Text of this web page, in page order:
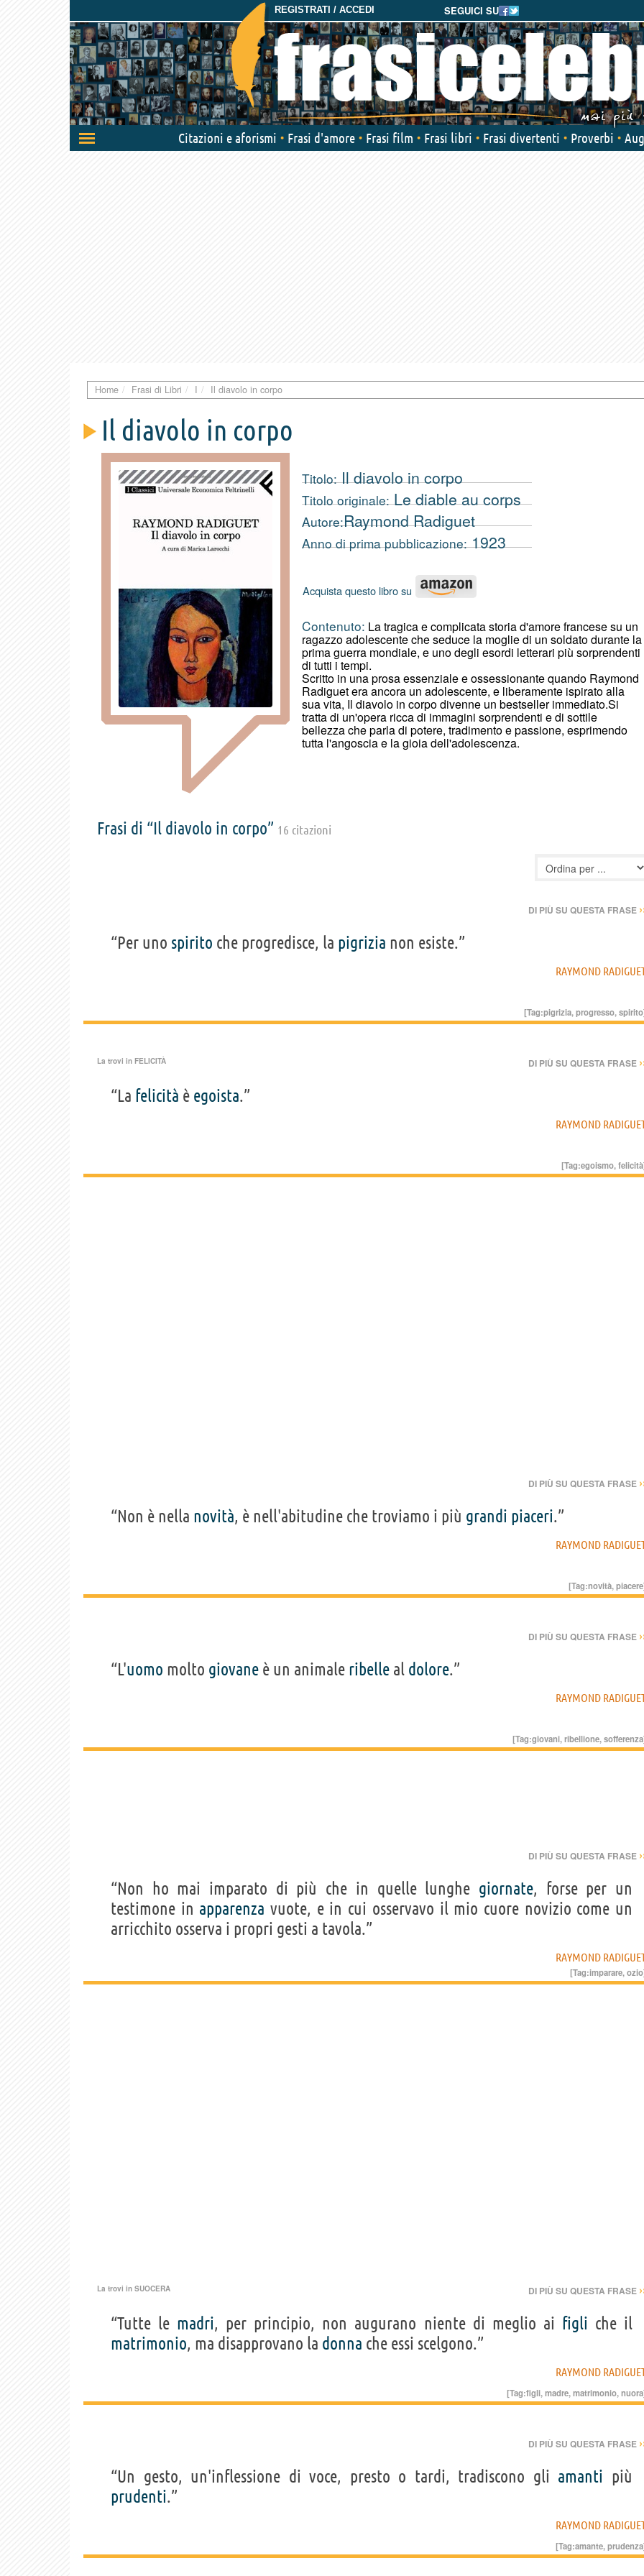
SEGUICI SU
REGISTRATI / ACCEDI
Attiva/disattiva
navigazione
Citazioni e aforismi Frasi d'amore Frasi film Frasi libri Frasi divertenti Proverbi
Home Frasi di Libri I Il diavolo in corpo
Il diavolo in corpo
Titolo:Il diavolo in corpo
Titolo originale:Le diable au corps
Autore:Raymond Radiguet
Anno di prima pubblicazione:1923
Acquista questo libro su
Contenuto: La tragica e complicata storia d'amore francese su un
ragazzo adolescente che seduce la moglie di un soldato durante la
prima guerra mondiale, e uno degli esordi letterari più sorprendenti
di tutti i tempi.
Scritto in una prosa essenziale e ossessionante quando Raymond
Radiguet era ancora un adolescente, e liberamente ispirato alla
sua vita, Il diavolo in corpo divenne un bestseller immediato.Si
tratta di un'opera ricca di immagini sorprendenti e di sottile
bellezza che parla di potere, tradimento e passione, esprimendo
tutta l'angoscia e la gioia dell'adolescenza.
Frasi di “Il diavolo in corpo” 16 citazioni
DI PIÙ SU QUESTA FRASE
“Per uno spirito che progredisce, la pigrizia non esiste.”
RAYMOND
[Tag:pigrizia,progresso,spirito
La trovi in FELICITÀ DI PIÙ SU QUESTA FRASE
“La felicità è egoista.”
RAYMOND
[Tag:egoismo,felicità
DI PIÙ SU QUESTA FRASE
“Non è nella novità, è nell'abitudine che troviamo i più grandi piaceri.”
RAYMOND
[Tag:novità,piacere
DI PIÙ SU QUESTA FRASE
“L'uomo molto giovane è un animale ribelle al dolore.”
RAYMOND
[Tag:giovani,ribellione,sofferenza
DI PIÙ SU QUESTA FRASE
“Non ho mai imparato di più che in quelle lunghe giornate, forse per un
testimone in apparenza vuote, e in cui osservavo il mio cuore novizio come un
arricchito osserva i propri gesti a tavola.”
RAYMOND
[Tag:imparare,ozio
La trovi in SUOCERA DI PIÙ SU QUESTA FRASE
“Tutte le madri, per principio, non augurano niente di meglio ai figli che il
matrimonio, ma disapprovano la donna che essi scelgono.”
RAYMOND
[Tag:figli,madre,matrimonio,nuora
DI PIÙ SU QUESTA FRASE
“Un gesto, un'inflessione di voce, presto o tardi, tradiscono gli amanti più
prudenti.”
RAYMOND
[Tag:amante,prudenza